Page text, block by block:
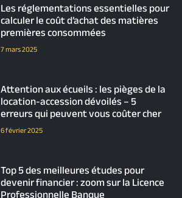
Les réglementations essentielles pour
calculer le coût d’achat des matières
premières consommées
7 mars 2025
Attention aux écueils : les pièges de la
location-accession dévoilés – 5
erreurs qui peuvent vous coûter cher
6 février 2025
Top 5 des meilleures études pour
devenir financier : zoom sur la Licence